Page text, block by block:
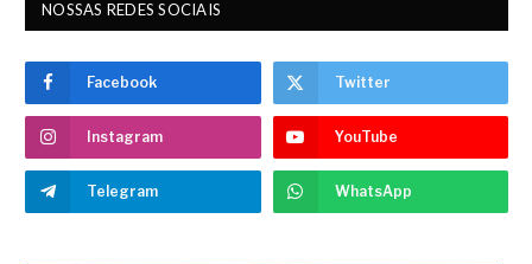
NOSSAS REDES SOCIAIS
Facebook Twitter
Instagram YouTube
Telegram WhatsApp